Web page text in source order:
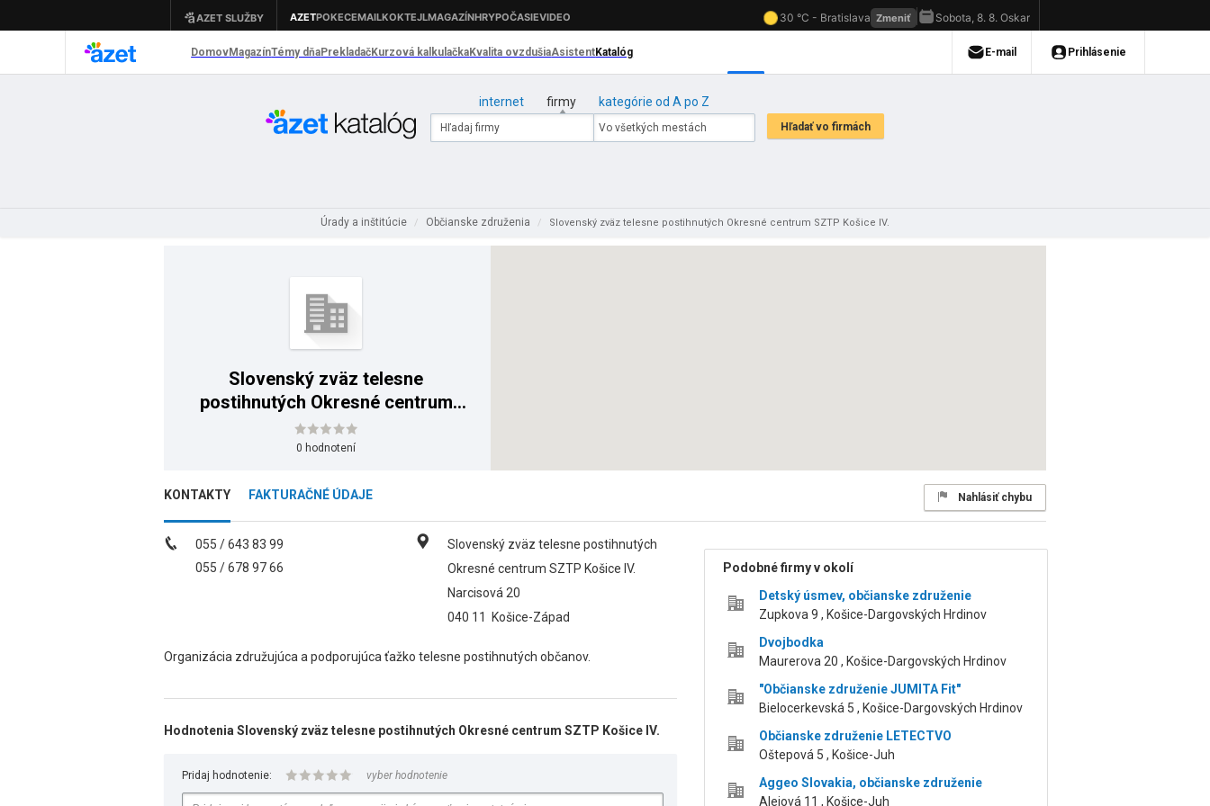
internet firmy kategórie od A po Z
Úrady a inštitúcie / Občianske združenia / Slovenský zväz telesne postihnutých Okresné centrum SZTP Košice IV.
Slovenský zväz telesne
postihnutých Okresné centrum
SZTP Košice IV.
0 hodnotení
KONTAKTY FAKTURAČNÉ ÚDAJE Nahlásiť chybu
055 / 643 83 99
055 / 678 97 66
Slovenský zväz telesne postihnutých
Okresné centrum SZTP Košice IV.
Narcisová 20
040 11
Košice-Západ
Organizácia združujúca a podporujúca ťažko telesne postihnutých občanov.
Hodnotenia Slovenský zväz telesne postihnutých Okresné centrum SZTP Košice IV.
Pridaj hodnotenie: vyber hodnotenie
Podobné firmy v okolí
Detský úsmev, občianske združenie
Zupkova 9 , Košice-Dargovských Hrdinov
Dvojbodka
Maurerova 20 , Košice-Dargovských Hrdinov
"Občianske združenie JUMITA Fit"
Bielocerkevská 5 , Košice-Dargovských Hrdinov
Občianske združenie LETECTVO
Oštepová 5 , Košice-Juh
Aggeo Slovakia, občianske združenie
Alejová 11 , Košice-Juh